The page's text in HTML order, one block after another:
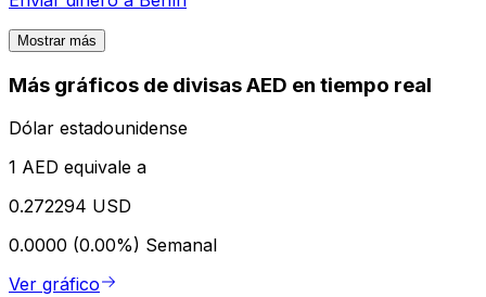
Mostrar más
Más gráficos de divisas AED en tiempo real
Dólar estadounidense
1 AED equivale a
0.272294 USD
0.0000 (0.00%) Semanal
Ver gráfico